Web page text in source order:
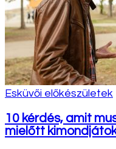
Esküvői előkészületek
10 kérdés, amit
mielőtt